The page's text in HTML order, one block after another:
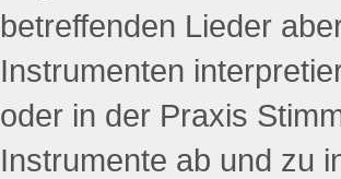
betreffenden Lieder
Instrumenten
oder in der Praxis
Instrumente ab und zu